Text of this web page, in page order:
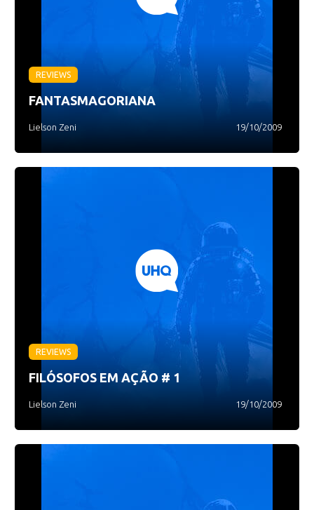
REVIEWS
FANTASMAGORIANA
Lielson Zeni 19/10/2009
REVIEWS
FILÓSOFOS EM AÇÃO # 1
Lielson Zeni 19/10/2009